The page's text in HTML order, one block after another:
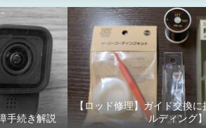
手続き解説
【ロッド修理】ガイド交換に
ルディング】